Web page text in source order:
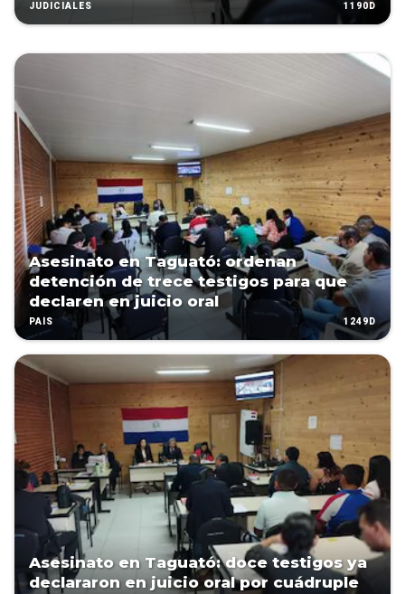
JUDICIALES 1190D
Asesinato en Taguató: ordenan
detención de trece testigos para que
declaren en juicio oral
PAÍS 1249D
Asesinato en Taguató: doce testigos ya
declararon en juicio oral por cuádruple